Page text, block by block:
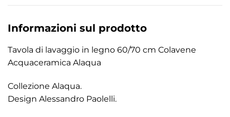
Informazioni sul prodotto
Tavola di lavaggio in legno 60/70 cm Colavene
Acquaceramica Alaqua
Collezione Alaqua.
Design Alessandro Paolelli.